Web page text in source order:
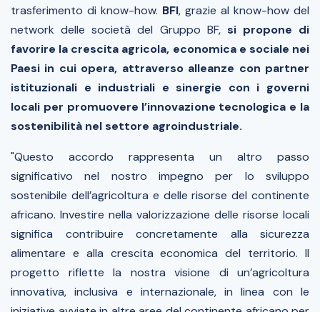
trasferimento di know-how. BFI, grazie al know-how del
network delle società del Gruppo BF, si propone di
favorire la crescita agricola, economica e sociale nei
Paesi in cui opera, attraverso alleanze con partner
istituzionali e industriali e sinergie con i governi
locali per promuovere l’innovazione tecnologica e la
sostenibilità nel settore agroindustriale.
"Questo accordo rappresenta un altro passo
significativo nel nostro impegno per lo sviluppo
sostenibile dell’agricoltura e delle risorse del continente
africano. Investire nella valorizzazione delle risorse locali
significa contribuire concretamente alla sicurezza
alimentare e alla crescita economica del territorio. Il
progetto riflette la nostra visione di un’agricoltura
innovativa, inclusiva e internazionale, in linea con le